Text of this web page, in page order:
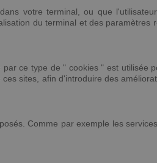
votre terminal, ou que
du terminal et des paramètres
ce type de " cookies " est utilisée
sites, afin d'introduire des
Comme par exemple les